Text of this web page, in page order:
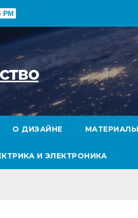
PM
О ДИЗАЙНЕ
И ЭЛЕКТРОНИКА